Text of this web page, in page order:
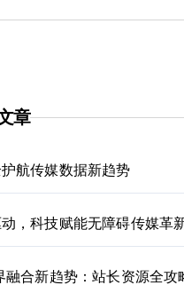
章
航传媒数据新趋势
，科技赋能无障碍传媒革
融合新趋势：站长资源全攻